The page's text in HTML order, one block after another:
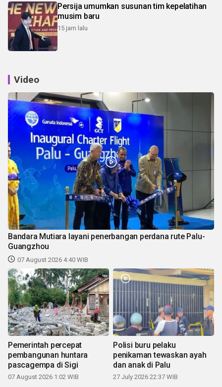
Persija umumkan susunan tim kepelatihan
musim baru
15 jam lalu
Video
Bandara Mutiara layani penerbangan perdana rute Palu-
Guangzhou
07 August 2026 4:40 WIB
Pemerintah percepat
pembangunan huntara
pascagempa di Sigi
07 August 2026 1:02 WIB
Polisi buru pelaku
penikaman tewaskan ayah
dan anak di Palu
27 July 2026 22:37 WIB